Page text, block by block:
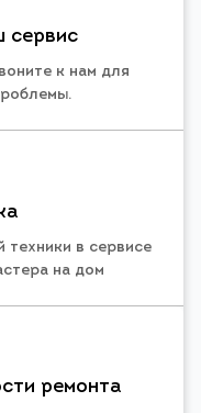
сервис
к нам для
техники в сервисе
на дом
ремонта